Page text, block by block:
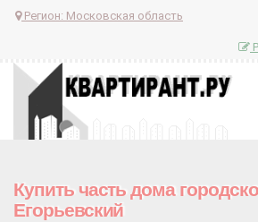
Регион: Московская область
Купить часть дома
Егорьевский